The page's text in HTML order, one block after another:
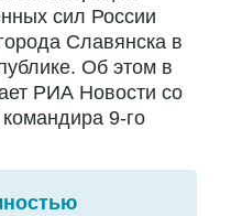
сил России
Славянска в
Об этом в
РИА Новости со
9-го